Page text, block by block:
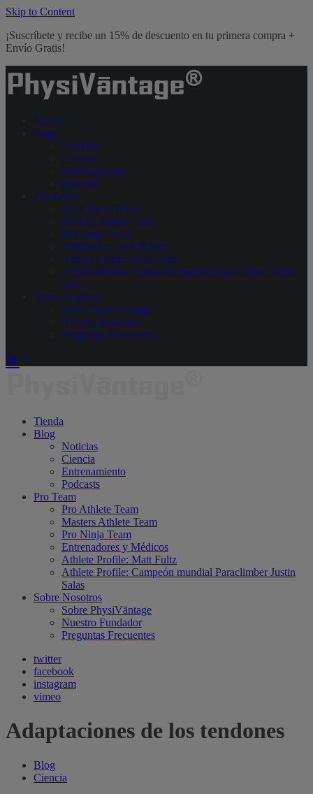
Skip to Content
¡Suscríbete y recibe un 15% de descuento en tu primera compra +
Envío Gratis!
Tienda
Blog
Noticias
Ciencia
Entrenamiento
Podcasts
Pro Team
Pro Athlete Team
Masters Athlete Team
Pro Ninja Team
Entrenadores y Médicos
Athlete Profile: Matt Fultz
Athlete Profile: Campeón mundial Paraclimber Justin
Salas
Sobre Nosotros
Sobre PhysiVāntage
Nuestro Fundador
Preguntas Frecuentes
0
Tienda
Blog
Noticias
Ciencia
Entrenamiento
Podcasts
Pro Team
Pro Athlete Team
Masters Athlete Team
Pro Ninja Team
Entrenadores y Médicos
Athlete Profile: Matt Fultz
Athlete Profile: Campeón mundial Paraclimber Justin
Salas
Sobre Nosotros
Sobre PhysiVāntage
Nuestro Fundador
Preguntas Frecuentes
twitter
facebook
instagram
vimeo
Adaptaciones de los tendones
Blog
Ciencia